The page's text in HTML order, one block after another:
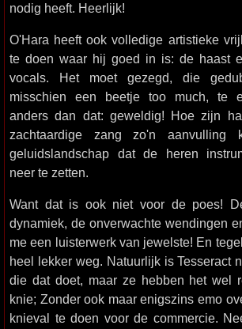
nodig heeft. Heerlijk!
O'Hara heeft ook volledige artistieke
te doen waar hij goed in is: de haast
vocals. Het moet gezegd, die
misschien een beetje too much, te
anders dan dat: geweldig! Hoe zijn
zachtaardige zang zo'n
geluidslandschap dat de heren
neer te zetten.
Want dat is ook niet voor de poes!
dynamiek, de onverwachte wendingen
me een luisterwerk van jewelste! En
heel lekker weg. Natuurlijk is Tesseract
die dat doet, maar ze hebben het wel
knie; Zonder ook maar enigszins emo
knieval te doen voor de commercie.